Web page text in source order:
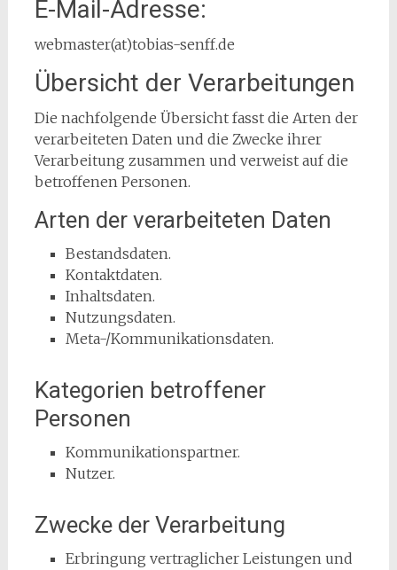
E-Mail-Adresse:
webmaster(at)tobias-senff.de
Übersicht der Verarbeitungen
Die nachfolgende Übersicht fasst die Arten der
verarbeiteten Daten und die Zwecke ihrer
Verarbeitung zusammen und verweist auf die
betroffenen Personen.
Arten der verarbeiteten Daten
Bestandsdaten.
Kontaktdaten.
Inhaltsdaten.
Nutzungsdaten.
Meta-/Kommunikationsdaten.
Kategorien betroffener
Personen
Kommunikationspartner.
Nutzer.
Zwecke der Verarbeitung
Erbringung vertraglicher Leistungen und